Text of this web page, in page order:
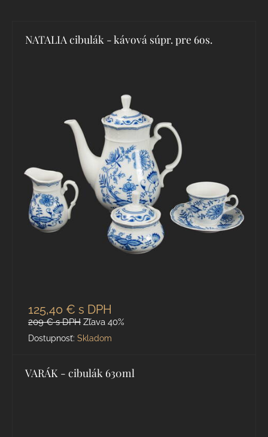
NATALIA cibulák - kávová súpr. pre 6os.
125,40 € s DPH
209 €s DPH Zľava 40%
Dostupnosť: Skladom
VARÁK - cibulák 630ml